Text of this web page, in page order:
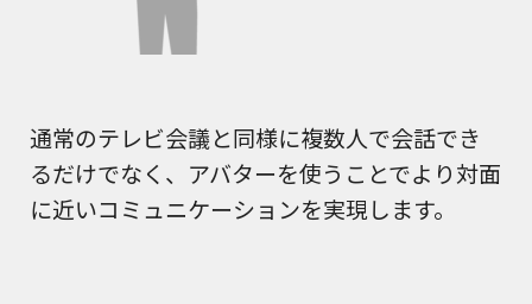
通常のテレビ会議と同様に複数人で会話でき
るだけでなく、アバターを使うことでより対面
に近いコミュニケーションを実現します。